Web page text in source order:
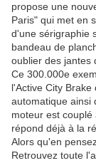
propose une
Paris" qui met en
d'une sérigraphie
bandeau de
oublier des jantes
Ce 300.000e
l'Active City
automatique ainsi
moteur est
répond déjà à la
Alors qu'en
Retrouvez toute